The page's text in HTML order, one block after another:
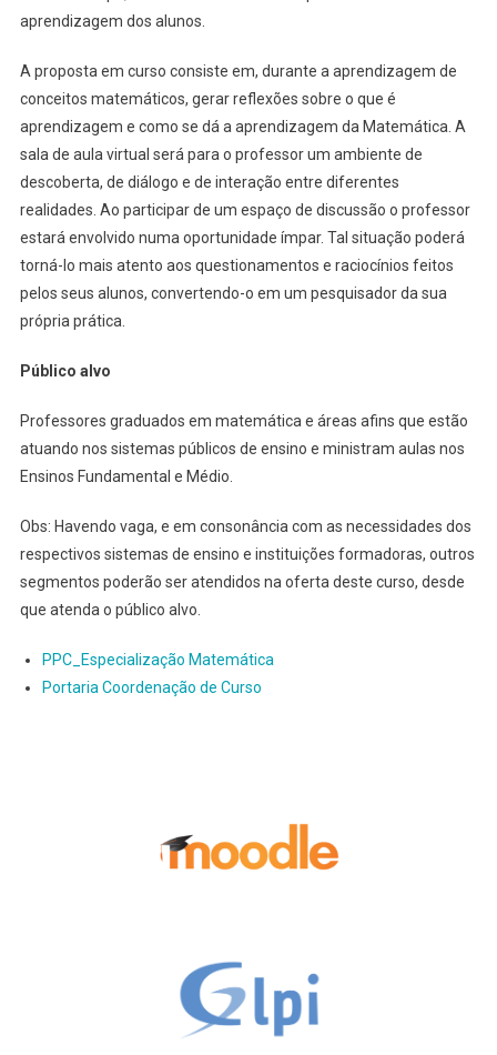
aprendizagem dos alunos.
A proposta em curso consiste em, durante a aprendizagem de
conceitos matemáticos, gerar reflexões sobre o que é
aprendizagem e como se dá a aprendizagem da Matemática. A
sala de aula virtual será para o professor um ambiente de
descoberta, de diálogo e de interação entre diferentes
realidades. Ao participar de um espaço de discussão o professor
estará envolvido numa oportunidade ímpar. Tal situação poderá
torná-lo mais atento aos questionamentos e raciocínios feitos
pelos seus alunos, convertendo-o em um pesquisador da sua
própria prática.
Público alvo
Professores graduados em matemática e áreas afins que estão
atuando nos sistemas públicos de ensino e ministram aulas nos
Ensinos Fundamental e Médio.
Obs: Havendo vaga, e em consonância com as necessidades dos
respectivos sistemas de ensino e instituições formadoras, outros
segmentos poderão ser atendidos na oferta deste curso, desde
que atenda o público alvo.
PPC_Especialização Matemática
Portaria Coordenação de Curso